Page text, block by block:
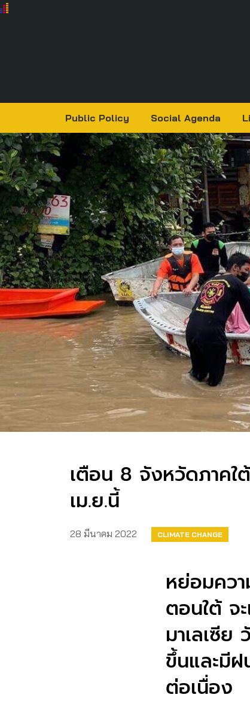
Public Policy Social Agenda
เตือน 8 จังหวัดภาค
เม.ย.นี้
28 มีนาคม 2022
CLIMATE CHANGE
หย่อมคว
ตอนใต้ จ
มาเลเซี
ขึ้นและมีฝ
ต่อเนื่อง